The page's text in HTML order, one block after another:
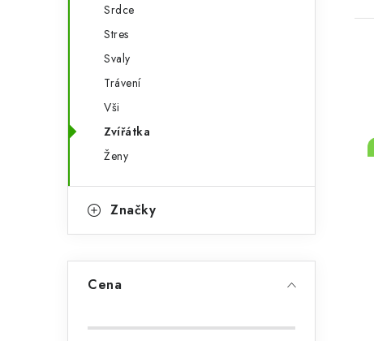
Srdce
Stres
Svaly
Trávení
Vši
Zvířátka
Ženy
Značky
Cena